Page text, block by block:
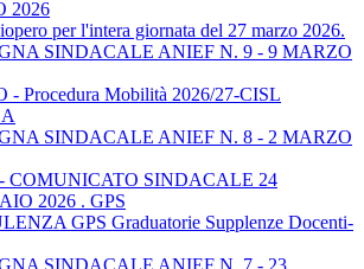
2026
per l'intera giornata del 27 marzo 2026.
SINDACALE ANIEF N. 9 - 9 MARZO
- Procedura Mobilità 2026/27-CISL
SINDACALE ANIEF N. 8 - 2 MARZO
COMUNICATO SINDACALE 24
2026 . GPS
GPS Graduatorie Supplenze Docenti-